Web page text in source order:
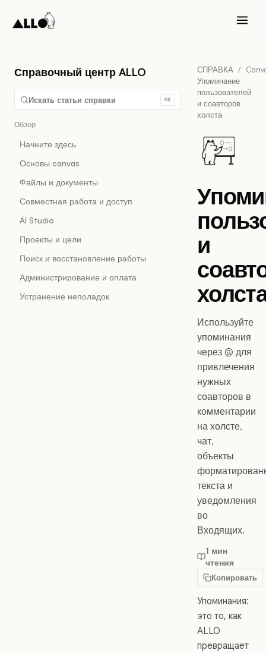
Справочный центр ALLO
Искать статьи справки ⌘K
Обзор
Начните здесь
Основы canvas
Файлы и документы
Совместная работа и доступ
AI Studio
Проекты и цели
Поиск и восстановление работы
Администрирование и оплата
Устранение неполадок
СПРАВКА /
Упоминание
пользователей
и соавторов
холста
и
Используйте
упоминания
через @ для
привлечения
нужных
соавторов в
комментарии
на холсте,
чат,
объекты
текста и
уведомления
во
Входящих.
1 мин
чтения
Копировать
Упоминания:
это то, как
ALLO
превращает